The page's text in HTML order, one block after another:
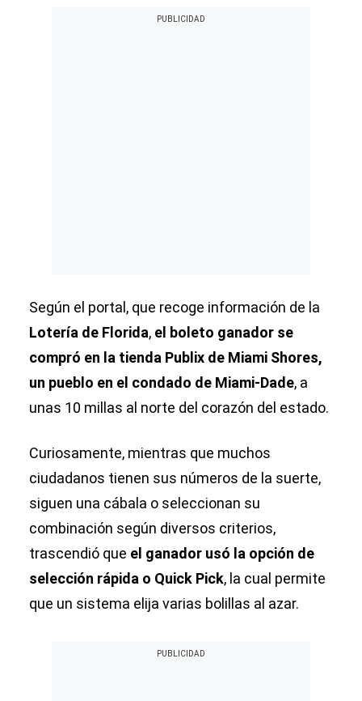
Según el portal, que recoge información de la
Lotería de Florida, el boleto ganador se
compró en la tienda Publix de Miami Shores,
un pueblo en el condado de Miami-Dade, a
unas 10 millas al norte del corazón del estado.
Curiosamente, mientras que muchos
ciudadanos tienen sus números de la suerte,
siguen una cábala o seleccionan su
combinación según diversos criterios,
trascendió que el ganador usó la opción de
selección rápida o Quick Pick, la cual permite
que un sistema elija varias bolillas al azar.